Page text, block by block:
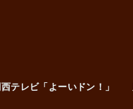
テレビ「よーいドン！」